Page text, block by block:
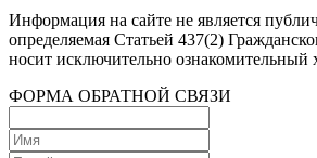
Информация на сайте не является
определяемая Статьей 437(2)
носит исключительно ознакомительный
ФОРМА ОБРАТНОЙ СВЯЗИ